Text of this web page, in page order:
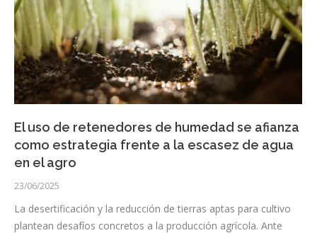
El uso de retenedores de humedad se afianza
como estrategia frente a la escasez de agua
en el agro
23/06/2025
La desertificación y la reducción de tierras aptas para cultivo
plantean desafíos concretos a la producción agrícola. Ante